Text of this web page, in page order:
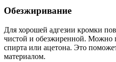
Обезжиривание
Для хорошей адгезии кромки
чистой и обезжиренной. Можно
спирта или ацетона. Это
материалом.